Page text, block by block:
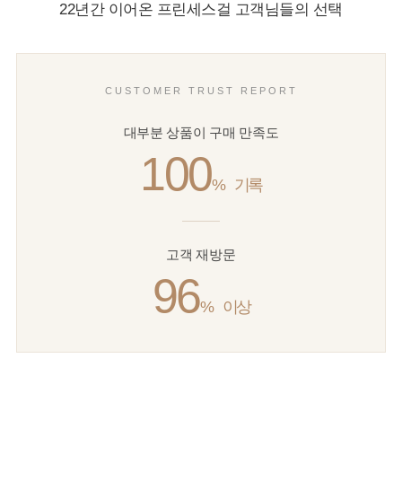
22년간 이어온 프린세스걸 고객님들의 선택
CUSTOMER TRUST REPORT
대부분 상품이 구매 만족도
100% 기록
고객 재방문
96% 이상